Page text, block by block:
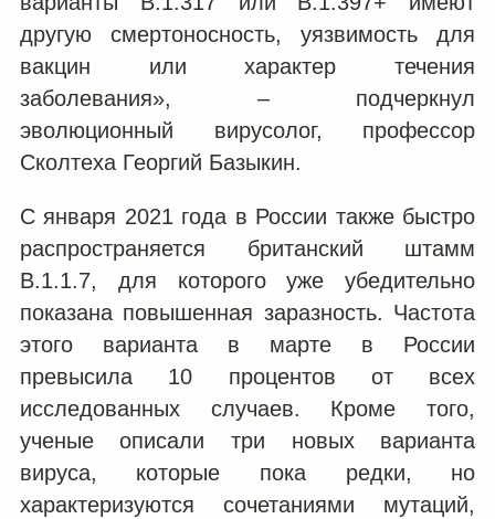
другую смертоносность, уязвимость для
вакцин или характер течения
заболевания», – подчеркнул
эволюционный вирусолог, профессор
Сколтеха Георгий Базыкин.
С января 2021 года в России также быстро
распространяется британский штамм
B.1.1.7, для которого уже убедительно
показана повышенная заразность. Частота
этого варианта в марте в России
превысила 10 процентов от всех
исследованных случаев. Кроме того,
ученые описали три новых варианта
вируса, которые пока редки, но
характеризуются сочетаниями мутаций,